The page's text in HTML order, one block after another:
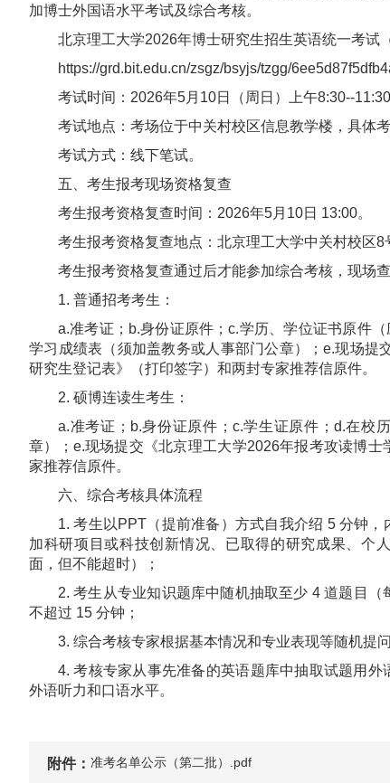
加博士外国语水平考试及综合考核。
北京理工大学2026年博士研究生招生英语统一考试
https://grd.bit.edu.cn/zsgz/bsyjs/tzgg/
考试时间：2026年5月10日（周日）上午8:30--11:30
考试地点：考场位于中关村校区信息教学楼，具体
考试方式：线下笔试。
五、考生报考现场资格复查
考生报考资格复查时间：2026年5月10日 13:00。
考生报考资格复查地点：北京理工大学中关村校区8
考生报考资格复查通过后才能参加综合考核，现场
1. 普通招考考生：
a.准考证；b.身份证原件；c.学历、学位证书原件
学习成绩表（须加盖教务或人事部门公章）；e.现场提
研究生登记表》（打印签字）和两封专家推荐信原件。
2. 硕博连读生考生：
a.准考证；b.身份证原件；c.学生证原件；d.在校
章）；e.现场提交《北京理工大学2026年报考攻读博
家推荐信原件。
六、综合考核具体流程
1. 考生以PPT（提前准备）方式自我介绍 5 分钟
加科研项目或科技创新情况、已取得的研究成果、个
面，但不能超时）；
2. 考生从专业知识题库中随机抽取至少 4 道题目
不超过 15 分钟；
3. 综合考核专家根据基本情况和专业表现等随机提
4. 考核专家从事先准备的英语题库中抽取试题用
外语听力和口语水平。
附件： 准考名单公示（第二批）.pdf